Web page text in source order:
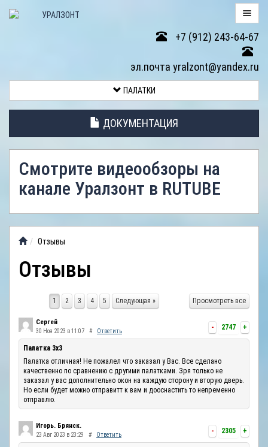
+7 (912) 243-64-67
эл.почта yralzont@yandex.ru
ТОВАРА
ПАЛАТОК
АНТИДОЖДЕВЫЕ
ТЕНТЫ
ВИДЕООБЗОР
ОТЗЫВЫ
ПАЛАТКИ
ДОКУМЕНТАЦИЯ
Смотрите видеообзоры на
канале Уралзонт в RUTUBE
Отзывы
Отзывы
Просмотреть все
1 2 3 4 5 Следующая »
- 2747 +
Сергей
30 Ноя 2023 в 11:07 # Ответить
Палатка 3х3
Палатка отличная! Не пожалел что заказал у Вас. Все сделано
качественно по сравнению с другими палатками. Зря только не
заказал у вас дополнительно окон на каждую сторону и вторую дверь.
Но если будет можно отправитт к вам и дооснастить то непременно
отправлю.
- 2305 +
Игорь. Брянск.
23 Авг 2023 в 23:29 # Ответить